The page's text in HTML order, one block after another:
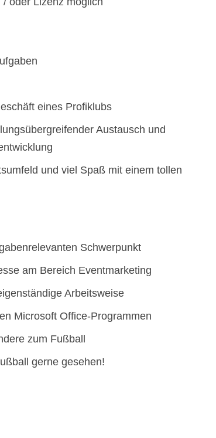
eines Profiklubs
Austausch und
und viel Spaß mit einem tollen
Schwerpunkt
am Bereich Eventmarketing
Arbeitsweise
Microsoft Office-Programmen
zum Fußball
gerne gesehen!